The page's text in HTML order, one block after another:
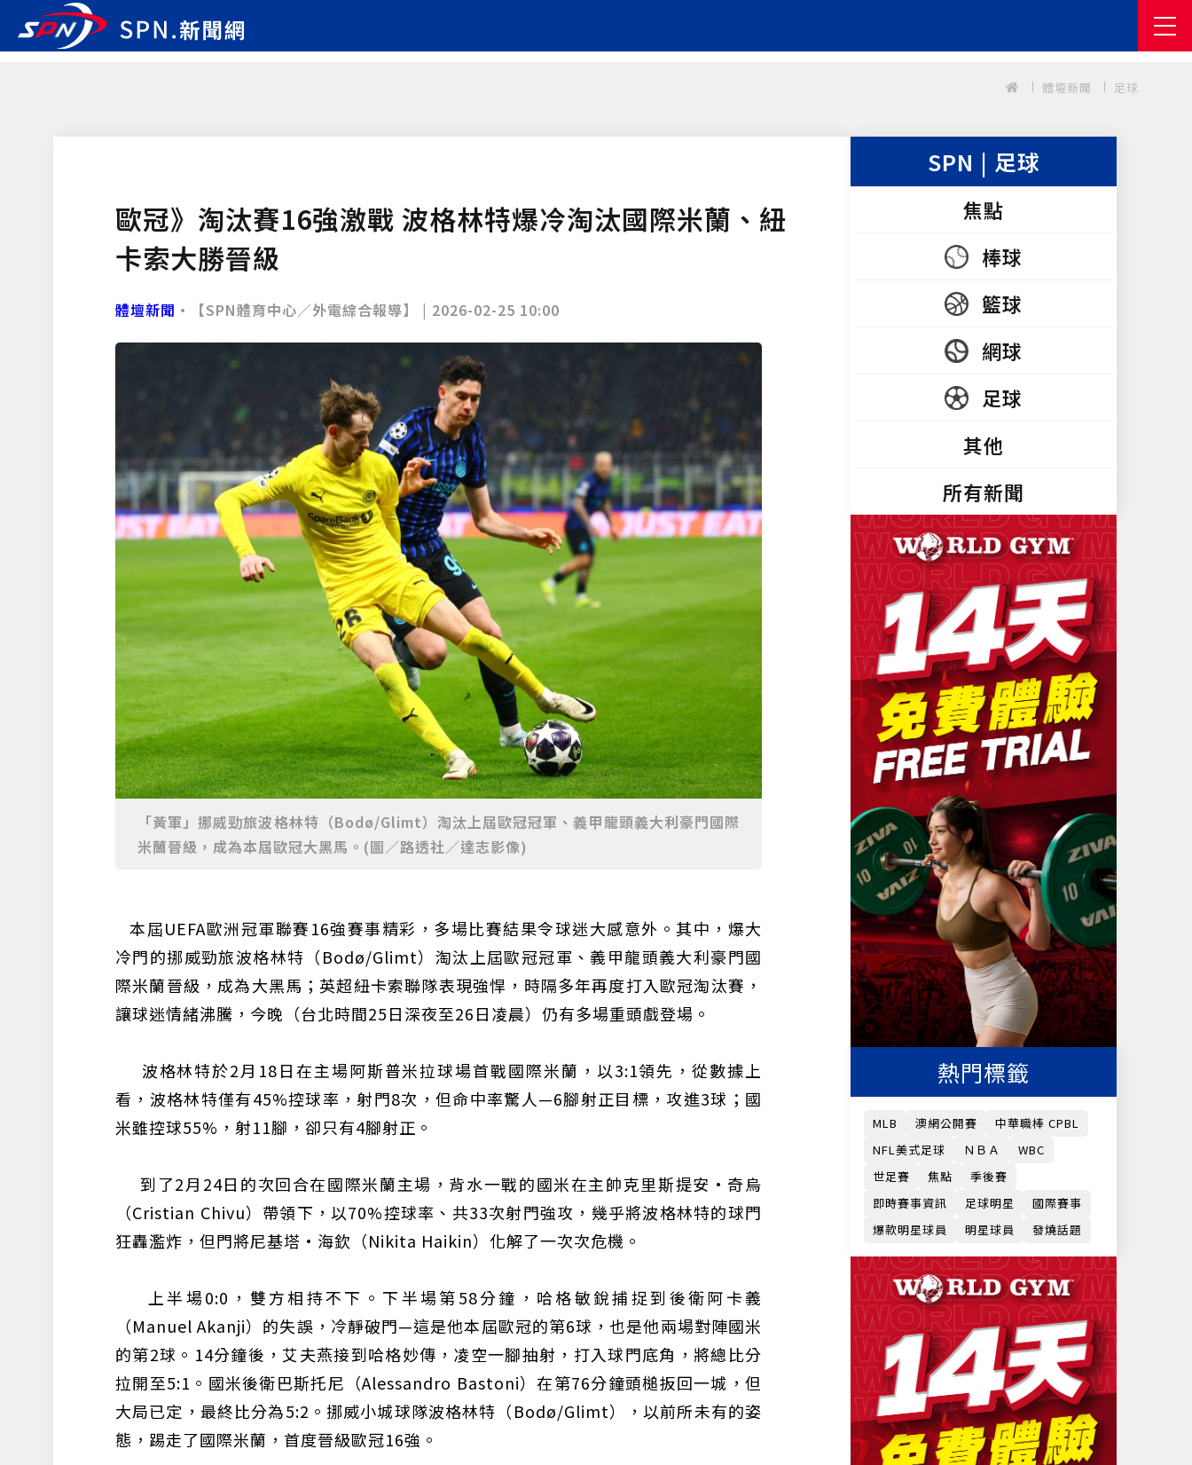
體壇新聞 足球
歐冠》淘汰賽16強激戰 波格林特爆冷淘汰國際米蘭、紐
卡索大勝晉級
體壇新聞 •【SPN體育中心／外電綜合報導】 | 2026-02-25 10:00
「黃軍」挪威勁旅波格林特（Bodø/Glimt）淘汰上屆歐冠冠軍、義甲龍頭義大利豪門國際
米蘭晉級，成為本屆歐冠大黑馬。(圖∕路透社∕達志影像)
本屆UEFA歐洲冠軍聯賽16強賽事精彩，多場比賽結果令球迷大感意外。其中，爆大
冷門的挪威勁旅波格林特（Bodø/Glimt）淘汰上屆歐冠冠軍、義甲龍頭義大利豪門國
際米蘭晉級，成為大黑馬；英超紐卡索聯隊表現強悍，時隔多年再度打入歐冠淘汰賽，
讓球迷情緒沸騰，今晚（台北時間25日深夜至26日凌晨）仍有多場重頭戲登場。
波格林特於2月18日在主場阿斯普米拉球場首戰國際米蘭，以3:1領先，從數據上
看，波格林特僅有45%控球率，射門8次，但命中率驚人—6腳射正目標，攻進3球；國
米雖控球55%，射11腳，卻只有4腳射正。
到了2月24日的次回合在國際米蘭主場，背水一戰的國米在主帥克里斯提安·奇烏
（Cristian Chivu）帶領下，以70%控球率、共33次射門強攻，幾乎將波格林特的球門
狂轟濫炸，但門將尼基塔·海欽（Nikita Haikin）化解了一次次危機。
上半場0:0，雙方相持不下。下半場第58分鐘，哈格敏銳捕捉到後衛阿卡義
（Manuel Akanji）的失誤，冷靜破門—這是他本屆歐冠的第6球，也是他兩場對陣國米
的第2球。14分鐘後，艾夫燕接到哈格妙傳，凌空一腳抽射，打入球門底角，將總比分
拉開至5:1。國米後衛巴斯托尼（Alessandro Bastoni）在第76分鐘頭槌扳回一城，但
大局已定，最終比分為5:2。挪威小城球隊波格林特（Bodø/Glimt），以前所未有的姿
態，踢走了國際米蘭，首度晉級歐冠16強。
SPN | 足球
焦點
棒球
籃球
網球
足球
其他
所有新聞
熱門標籤
MLB 澳網公開賽
中華職棒 CPBL
NFL美式足球
ＮＢＡ
WBC
世足賽
焦點
季後賽
即時賽事資訊
足球明星
國際賽事
爆款明星球員
明星球員 發燒話題